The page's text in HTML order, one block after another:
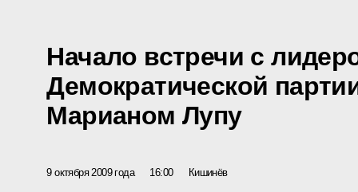
Начало встречи с
Демократической
Марианом Лупу
9 октября 2009 года 16:00 Кишинёв